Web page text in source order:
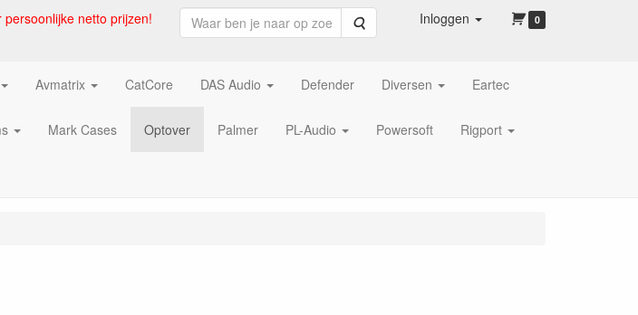
persoonlijke netto prijzen! Zoeken Inloggen 0
Avmatrix CatCore DAS Audio Defender Diversen Eartec
Mark Cases Optover Palmer PL-Audio Powersoft Rigport